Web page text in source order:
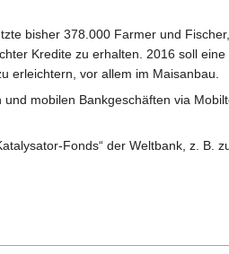
bisher 378.000 Farmer und
Kredite zu erhalten. 2016 soll
erleichtern, vor allem im Maisanbau.
mobilen Bankgeschäften via
Fonds“ der Weltbank, z. B.